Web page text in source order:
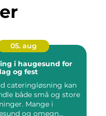
05. aug
i haugesund for
og fest
cateringløsning kan
både små og store
Mange i
og omegn